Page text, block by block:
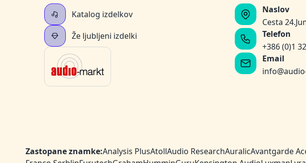
Katalog izdelkov
Že ljubljeni izdelki
Naslov
Cesta
Telefon
+386 (0)1
Email
Zastopane znamke:Analysis PlusAtollAudio ResearchAuralicAvantgarde